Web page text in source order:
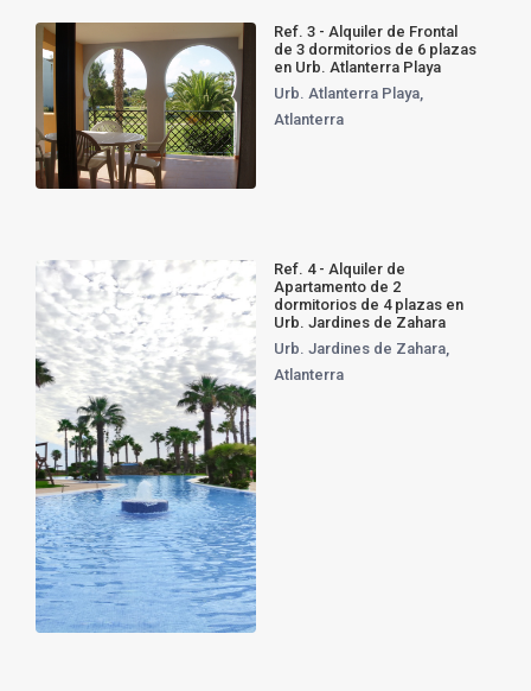
Ref. 3 - Alquiler de Frontal
de 3 dormitorios de 6 plazas
en Urb. Atlanterra Playa
Urb. Atlanterra Playa
Atlanterra
Ref. 4 - Alquiler de
Apartamento de 2
dormitorios de 4 plazas en
Urb. Jardines de Zahara
Urb. Jardines de Zahara
Atlanterra